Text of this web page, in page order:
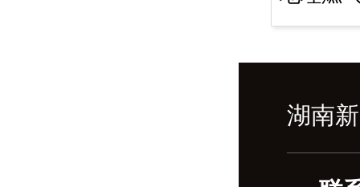
湖南